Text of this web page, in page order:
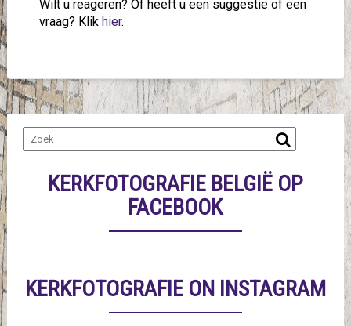
Wilt u reageren? Of heeft u een suggestie of een
vraag? Klik hier.
KERKFOTOGRAFIE BELGIË OP
FACEBOOK
KERKFOTOGRAFIE ON INSTAGRAM